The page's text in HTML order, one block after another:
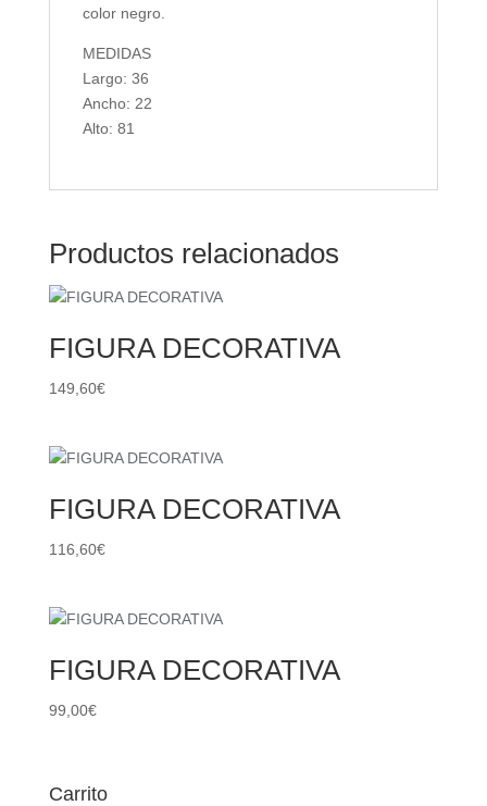
color negro.
MEDIDAS
Largo: 36
Ancho: 22
Alto: 81
Productos relacionados
FIGURA DECORATIVA
149,60€
FIGURA DECORATIVA
116,60€
FIGURA DECORATIVA
99,00€
Carrito